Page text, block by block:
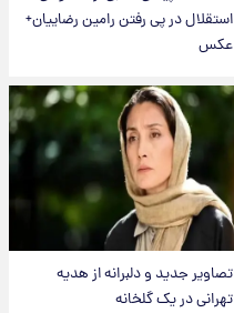
استقلال در پی رفتن رامین رضاییان+
عکس
تصاویر جدید و دلبرانه از هدیه
تهرانی در یک گلخانه